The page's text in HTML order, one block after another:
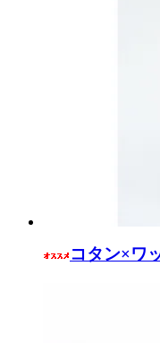
コタン×ワ